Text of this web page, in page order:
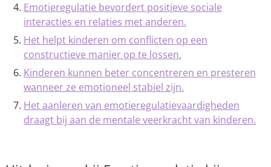
Emotieregulatie bevordert positieve sociale
interacties en relaties met anderen.
Het helpt kinderen om conflicten op een
constructieve manier op te lossen.
Kinderen kunnen beter concentreren en presteren
wanneer ze emotioneel stabiel zijn.
Het aanleren van emotieregulatievaardigheden
draagt bij aan de mentale veerkracht van kinderen.